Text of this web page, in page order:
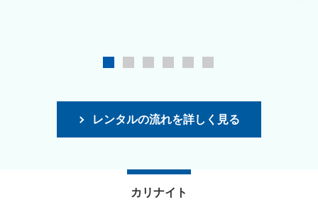
レンタルの流れを詳しく見る
カリナイト